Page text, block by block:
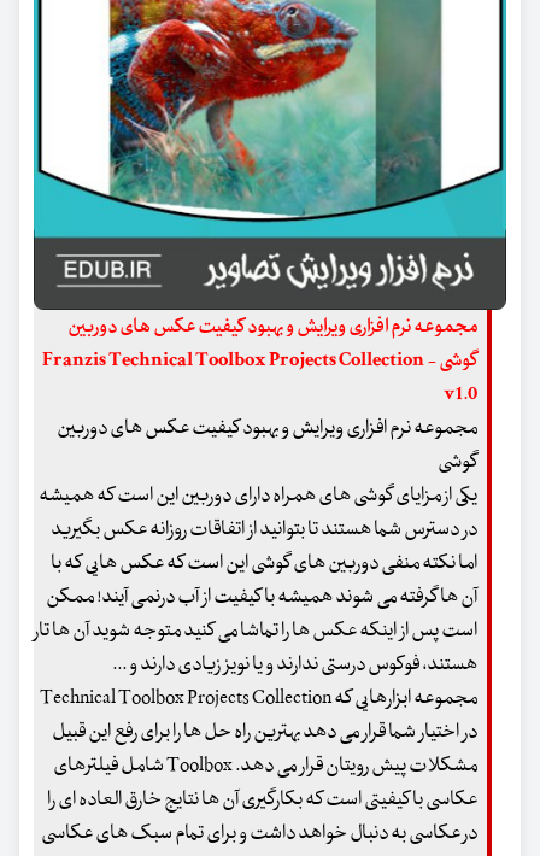
مجموعه نرم افزاری ویرایش و بهبود کیفیت عکس های دوربین
گوشی - Franzis Technical Toolbox Projects Collection
v1.0
مجموعه نرم افزاری ویرایش و بهبود کیفیت عکس های دوربین
گوشی
یکی از مزایای گوشی های همراه دارای دوربین این است که همیشه
در دسترس شما هستند تا بتوانید از اتفاقات روزانه عکس بگیرید
اما نکته منفی دوربین های گوشی این است که عکس هایی که با
آن ها گرفته می شوند همیشه با کیفیت از آب درنمی آیند! ممکن
است پس از اینکه عکس ها را تماشا می کنید متوجه شوید آن ها تار
هستند، فوکوس درستی ندارند و یا نویز زیادی دارند و ...
مجموعه ابزارهایی که Technical Toolbox Projects Collection
در اختیار شما قرار می دهد بهترین راه حل ها را برای رفع این قبیل
مشکلات پیش رویتان قرار می دهد. Toolbox شامل فیلترهای
عکاسی با کیفیتی است که بکارگیری آن ها نتایج خارق العاده ای را
در عکاسی به دنبال خواهد داشت و برای تمام سبک های عکاسی